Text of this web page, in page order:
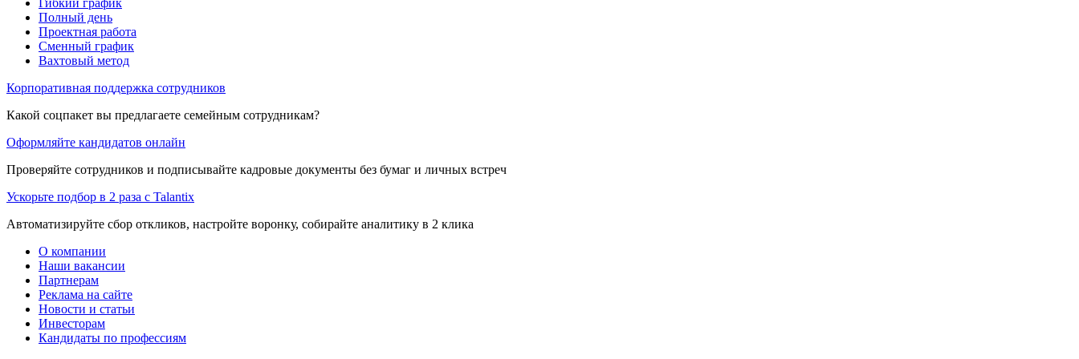
Полный день
Проектная работа
Сменный график
Вахтовый метод
Корпоративная поддержка сотрудников
Какой соцпакет вы предлагаете семейным сотрудникам?
Оформляйте кандидатов онлайн
Проверяйте сотрудников и подписывайте кадровые документы без бумаг и личных встреч
Ускорьте подбор в 2 раза с Talantix
Автоматизируйте сбор откликов, настройте воронку, собирайте аналитику в 2 клика
О компании
Наши вакансии
Партнерам
Реклама на сайте
Новости и статьи
Инвесторам
Кандидаты по профессиям